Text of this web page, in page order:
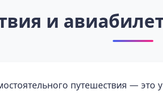
и
путешествия — это